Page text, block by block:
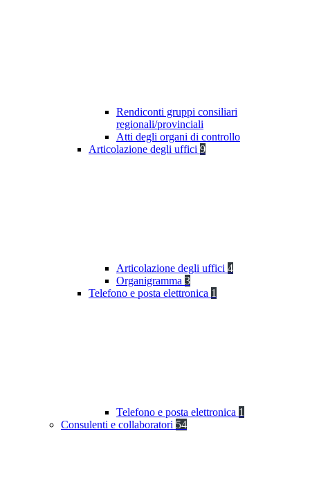
Rendiconti gruppi consiliari
regionali/provinciali
Atti degli organi di controllo
Articolazione degli uffici 9
Articolazione degli uffici 4
Organigramma 3
Telefono e posta elettronica 1
Telefono e posta elettronica 1
Consulenti e collaboratori 54